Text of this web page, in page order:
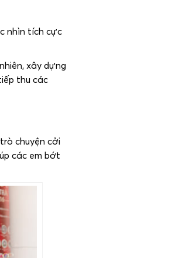
nhìn tích cực
xây dựng
thu các
chuyện cởi
các em bớt